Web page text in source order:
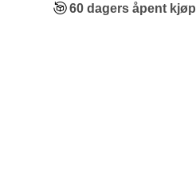
60 dagers åpent kjøp